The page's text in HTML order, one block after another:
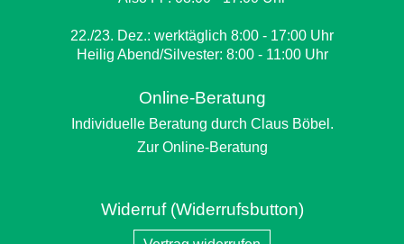
22./23. Dez.: werktäglich 8:00 - 17:00 Uhr
Heilig Abend/Silvester: 8:00 - 11:00 Uhr
Online-Beratung
Individuelle Beratung durch Claus Böbel.
Zur Online-Beratung
Widerruf (Widerrufsbutton)